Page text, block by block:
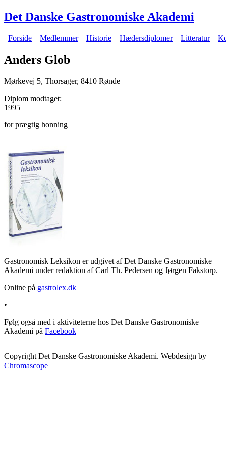
Gå til hovedindhold
Det Danske Gastronomiske Akademi
Forside Medlemmer Historie Hædersdiplomer Litteratur
Anders Glob
Mørkevej 5, Thorsager, 8410 Rønde
Diplom modtaget:
1995
for prægtig honning
Gastronomisk Leksikon er udgivet af Det Danske Gastronomiske
Akademi under redaktion af Carl Th. Pedersen og Jørgen Fakstorp.
Online på gastrolex.dk
•
Følg også med i aktiviteterne hos Det Danske Gastronomiske
Akademi på Facebook
Copyright Det Danske Gastronomiske Akademi. Webdesign by
Chromascope